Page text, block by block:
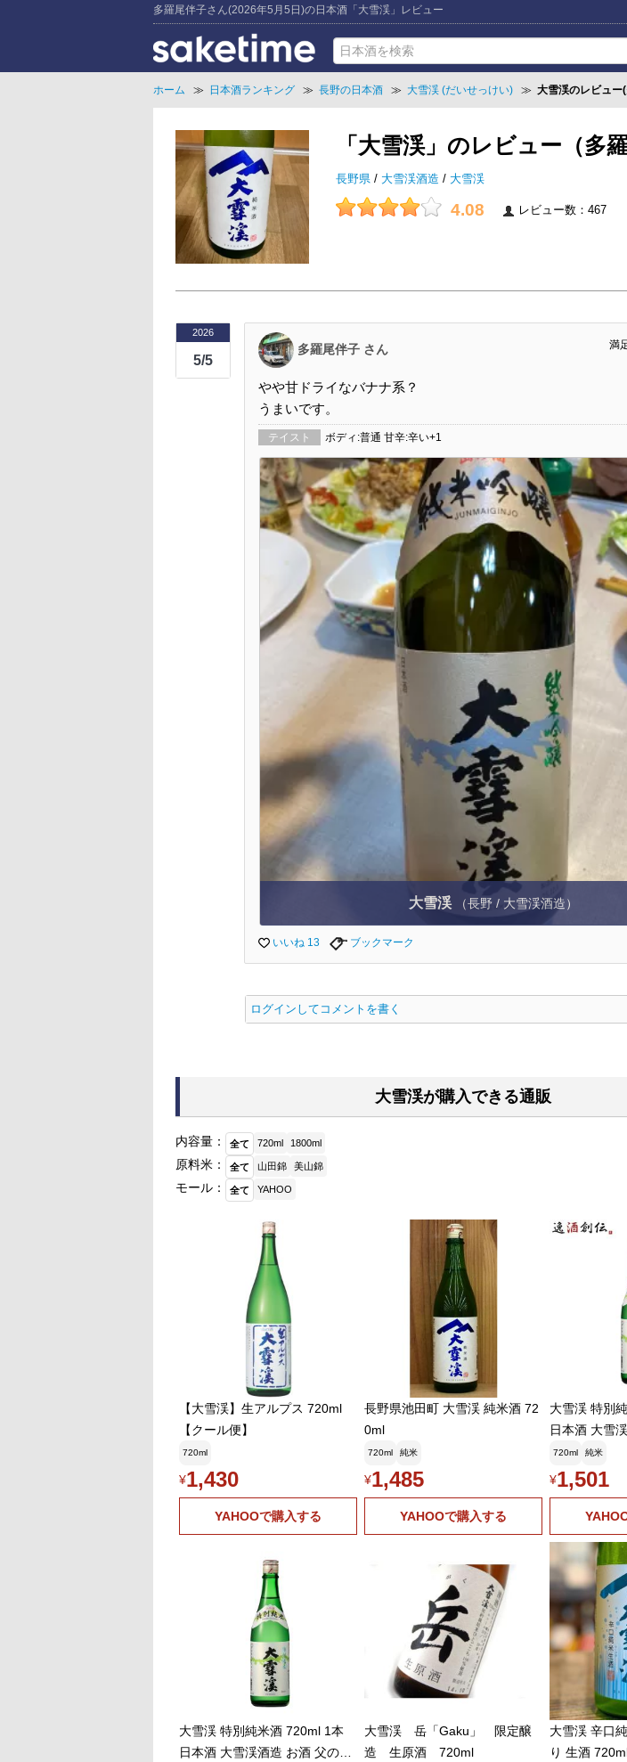
多羅尾伴子さん(2026年5月5日)の日本酒「大雪渓」レビュー
ホーム ≫ 日本酒ランキング ≫ 長野の日本酒 ≫ 大雪渓 (だいせっけい) ≫ 大雪渓のレビュー
「大雪渓」のレビュー（多
長野県 / 大雪渓酒造 / 大雪渓
4.08 レビュー数：467
2026
5/5
多羅尾伴子 さん 満
やや甘ドライなバナナ系？
うまいです。
テイスト ボディ:普通 甘辛:辛い+1
大雪渓 （長野 / 大雪渓酒造）
いいね 13 ブックマーク
ログインしてコメントを書く
大雪渓が購入できる通販
内容量： 全て 720ml 1800ml
原料米： 全て 山田錦 美山錦
モール： 全て YAHOO
【大雪渓】生アルプス 720ml
【クール便】
720ml
¥1,430
YAHOOで購入する
長野県池田町 大雪渓 純米酒 72
0ml
720ml 純米
¥1,485
YAHOOで購入する
大雪渓 特別
日本酒 大雪
お中元 夏ギ
720ml 純米
¥1,501
大雪渓 特別純米酒 720ml 1本
日本酒 大雪渓酒造 お酒 父の日
大雪渓 岳「Gaku」 限定醸
造 生原酒 720ml
大雪渓 辛口
り 生酒